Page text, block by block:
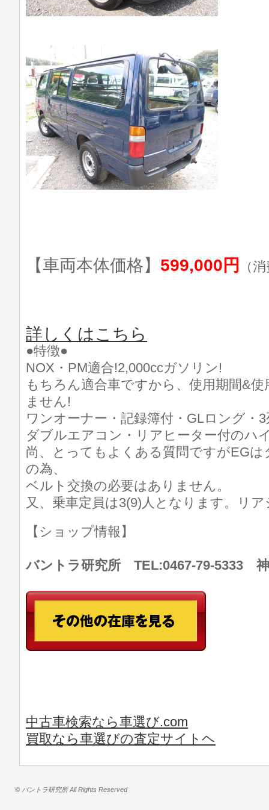
【車両本体価格】 599,000円 （
詳しくはこちら
●特徴●
NOX・PM適合!2,000ccガソリン!
もちろん適合車ですから、使用期間&
ません!
ワンオーナー・記録簿付・GLロング・
ダブルエアコン・リアヒーター付のハ
尚、とってもよくある質問ですがEG
の為、
ベルト交換の必要はありません。
又、乗車定員は3(9)人となります。リ
【ショップ情報】
バントラ研究所 TEL:0467-79-5333 神
中古車検索なら車選び.com
買取なら車選びの査定サイトヘ
© バントラ研究所 All Rights Reserved